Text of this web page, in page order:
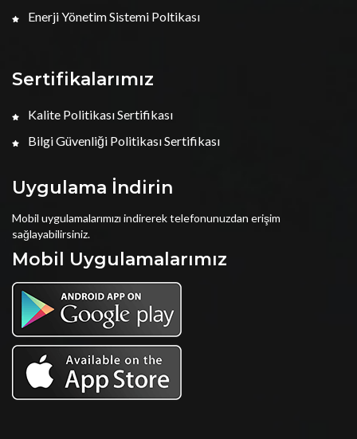
Enerji Yönetim Sistemi Poltikası
Sertifikalarımız
Kalite Politikası Sertifikası
Bilgi Güvenliği Politikası Sertifikası
Uygulama İndirin
Mobil uygulamalarımızı indirerek telefonunuzdan erişim
sağlayabilirsiniz.
Mobil Uygulamalarımız